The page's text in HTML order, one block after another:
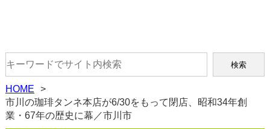
HOME
市川の珈琲タンネ本店が6/30をもって閉店、昭和34年創
業・67年の歴史に幕／市川市